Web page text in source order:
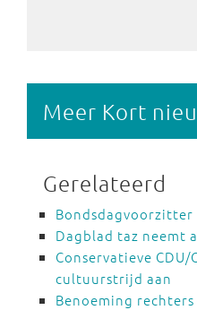
Meer Kort
Gerelateerd
Bondsdagvoorzitter
Dagblad taz neemt
Conservatieve CDU/
cultuurstrijd aan
Benoeming